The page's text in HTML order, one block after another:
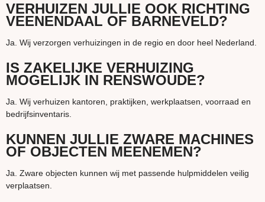
VERHUIZEN JULLIE OOK RICHTING
VEENENDAAL OF BARNEVELD?
Ja. Wij verzorgen verhuizingen in de regio en door heel Nederland.
IS ZAKELIJKE VERHUIZING
MOGELIJK IN RENSWOUDE?
Ja. Wij verhuizen kantoren, praktijken, werkplaatsen, voorraad en
bedrijfsinventaris.
KUNNEN JULLIE ZWARE MACHINES
OF OBJECTEN MEENEMEN?
Ja. Zware objecten kunnen wij met passende hulpmiddelen veilig
verplaatsen.